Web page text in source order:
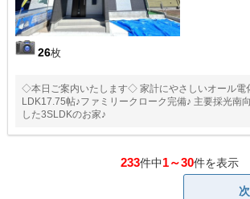
26枚
◇本日ご案内いたします◇ 家計にやさしいオール電
LDK17.75帖♪ファミリークローク完備♪ 主要採光南
した3SLDKのお家♪
233件中1～30件を表示